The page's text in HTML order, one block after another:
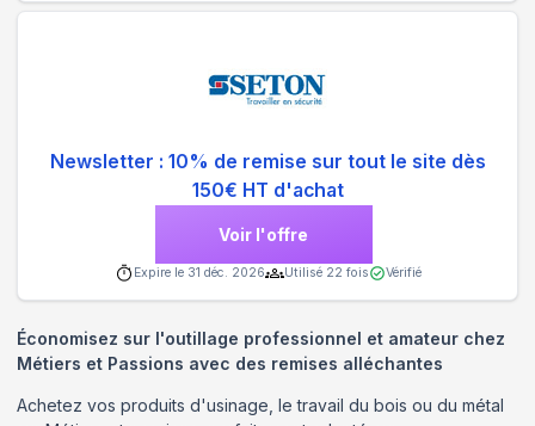
Newsletter : 10% de remise sur tout le site dès
150€ HT d'achat
Voir l'offre
Expire le 31 déc. 2026 Utilisé 22 fois Vérifié
Économisez sur l'outillage professionnel et amateur chez
Métiers et Passions avec des remises alléchantes
Achetez vos produits d'usinage, le travail du bois ou du métal